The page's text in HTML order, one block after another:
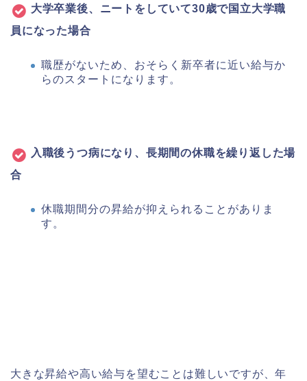
大学卒業後、ニートをしていて30歳で国立大学職
員になった場合
職歴がないため、おそらく新卒者に近い給与か
らのスタートになります。
入職後うつ病になり、長期間の休職を繰り返した場
合
休職期間分の昇給が抑えられることがありま
す。
大きな昇給や高い給与を望むことは難しいですが、年